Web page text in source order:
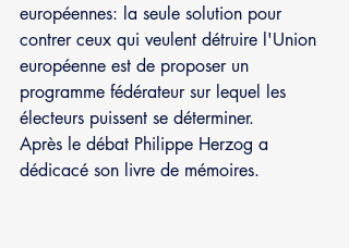
européennes: la seule solution pour
contrer ceux qui veulent détruire l'Union
européenne est de proposer un
programme fédérateur sur lequel les
électeurs puissent se déterminer.
Après le débat Philippe Herzog a
dédicacé son livre de mémoires.